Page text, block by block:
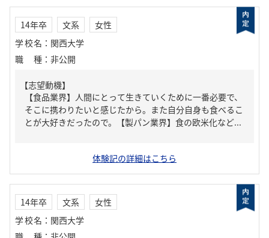
14年卒 文系
女性
学校名 ： 関西大学
職種 ： 非公開
【志望動機】
【食品業界】人間にとって生きていくために一番必要で、
そこに携わりたいと感じたから。また自分自身も食べるこ
とが大好きだったので。【製パン業界】食の欧米化など...
体験記の詳細はこちら
14年卒 文系
女性
学校名 ： 関西大学